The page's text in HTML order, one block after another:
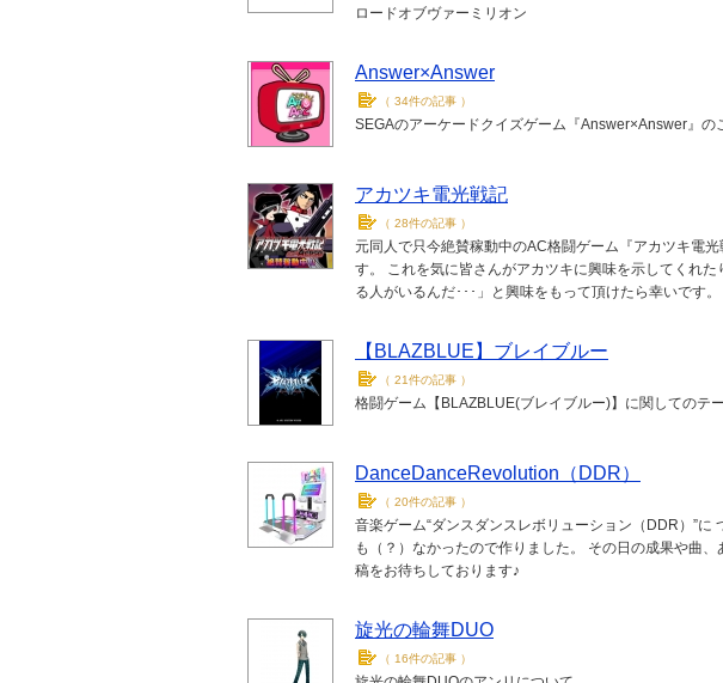
ロードオブヴァーミリオン
Answer×Answer
（ 34件の記事 ）
SEGAのアーケードクイズゲーム『Answer×Answer』の
アカツキ電光戦記
（ 28件の記事 ）
元同人で只今絶賛稼動中のAC格闘ゲーム『アカツキ電
す。 これを気に皆さんがアカツキに興味を示してくれ
る人がいるんだ･･･」と興味をもって頂けたら幸いです。
【BLAZBLUE】ブレイブルー
（ 21件の記事 ）
格闘ゲーム【BLAZBLUE(ブレイブルー)】に関してのテー
DanceDanceRevolution（DDR）
（ 20件の記事 ）
音楽ゲーム“ダンスダンスレボリューション（DDR）”に
も（？）なかったので作りました。 その日の成果や曲
稿をお待ちしております♪
旋光の輪舞DUO
（ 16件の記事 ）